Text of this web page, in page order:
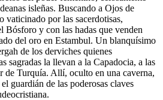
isleñas. Buscando a Ojos de
vaticinado por las sacerdotisas,
Bósforo y con las hadas que venden
del oro en Estambul. Un blanquísimo
de los derviches quienes
sagradas la llevan a la Capadocia, a las
de Turquía. Allí, oculto en una caverna,
guardián de las poderosas claves